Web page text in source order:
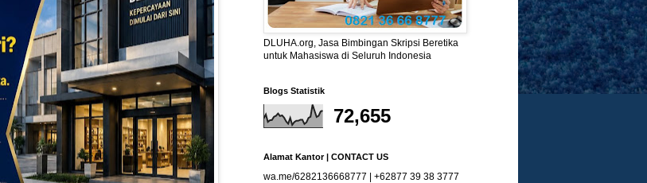
DLUHA.org, Jasa Bimbingan Skripsi Beretika
untuk Mahasiswa di Seluruh Indonesia
Blogs Statistik
72,655
Alamat Kantor | CONTACT US
wa.me/6282136668777 | +62877 39 38 3777